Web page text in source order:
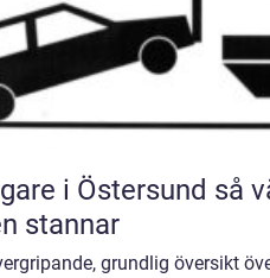
Östersund så väljer du rätt hjälp när
stannar
grundlig översikt